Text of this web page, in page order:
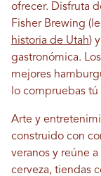
ofrecer. Disfruta
Fisher Brewing
historia de Utah)
gastronómica.
mejores
lo compruebas tú
Arte y
construido con
veranos y reúne
cerveza, tiendas